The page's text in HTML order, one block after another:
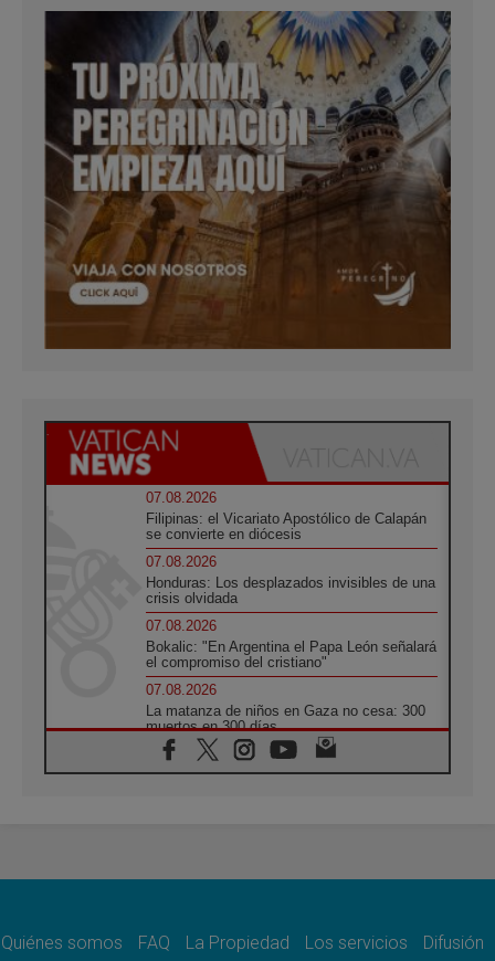
07.08.2026
Filipinas: el Vicariato Apostólico de Calapán
se convierte en diócesis
07.08.2026
Honduras: Los desplazados invisibles de una
crisis olvidada
07.08.2026
Bokalic: "En Argentina el Papa León señalará
el compromiso del cristiano"
07.08.2026
La matanza de niños en Gaza no cesa: 300
muertos en 300 días
07.08.2026
Tagle: La guerra desfigura el mundo, solo la
como misión al servicio del Evangelio
Quiénes somos FAQ La Propiedad Los servicios Difusión